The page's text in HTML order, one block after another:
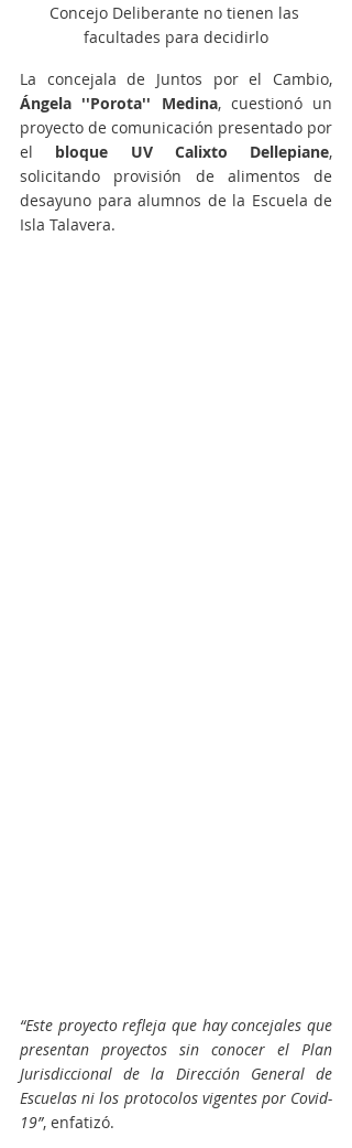
Concejo Deliberante no tienen las
facultades para decidirlo
Ángela ''Porota'' Medina, cuestionó un
proyecto de comunicación presentado por
el bloque UV Calixto Dellepiane,
solicitando provisión de alimentos de
desayuno para alumnos de la Escuela de
Isla Talavera.
“Este proyecto refleja que hay concejales que
presentan proyectos sin conocer el Plan
Jurisdiccional de la Dirección General de
Escuelas ni los protocolos vigentes por Covid-
19”, enfatizó.